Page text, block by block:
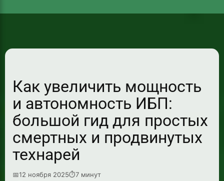
Как увеличить мощность
и автономность ИБП:
большой гид для простых
смертных и продвинутых
технарей
📅12 ноября 2025⏱7 минут